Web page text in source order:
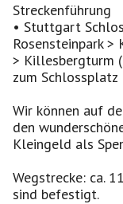
Streckenführung
• Stuttgart
Rosensteinpark
> Killesbergturm
zum Schlossplatz
Wir können auf
den
Kleingeld als
Wegstrecke: ca.
sind befestigt.